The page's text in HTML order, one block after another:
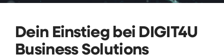
Dein Einstieg bei DIGIT4U
Business Solutions